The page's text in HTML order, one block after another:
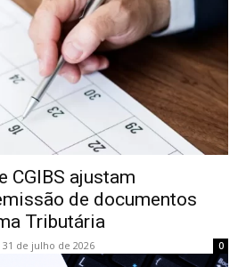
CGIBS ajustam
de documentos
Tributária
31 de julho de 2026 0